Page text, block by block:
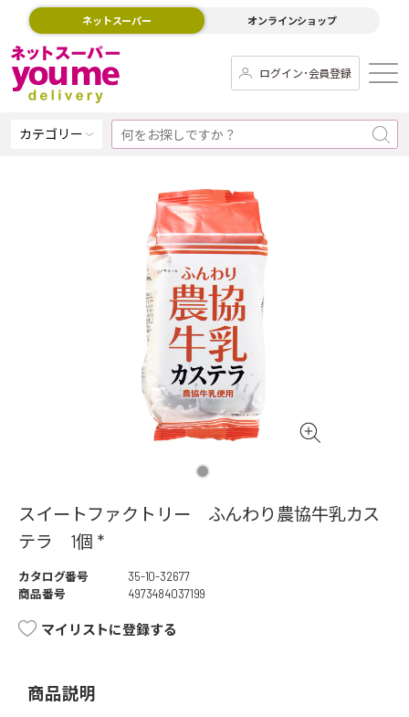
ネットスーパー オンラインショップ
ログイン･会員登録
カテゴリー
スイートファクトリー ふんわり農協牛乳カス
テラ 1個 *
カタログ番号
35-10-32677
商品番号
4973484037199
マイリストに登録する
商品説明